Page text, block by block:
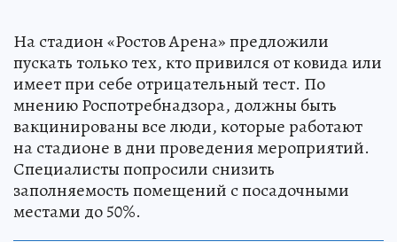
На стадион «Ростов Арена» предложили
пускать только тех, кто привился от ковида или
имеет при себе отрицательный тест. По
мнению Роспотребнадзора, должны быть
вакцинированы все люди, которые работают
на стадионе в дни проведения мероприятий.
Специалисты попросили снизить
заполняемость помещений с посадочными
местами до 50%.